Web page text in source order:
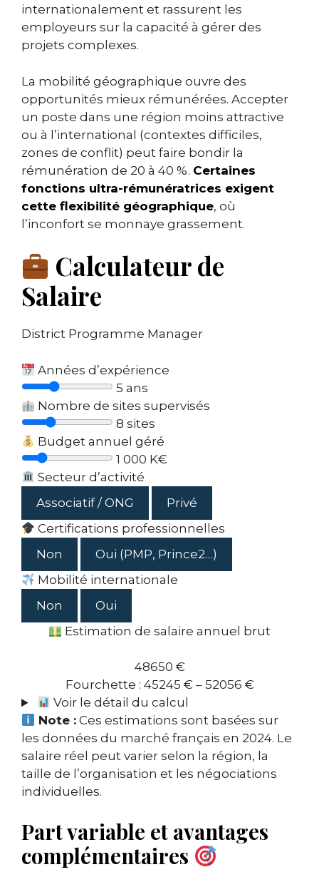
internationalement et rassurent les
employeurs sur la capacité à gérer des
projets complexes.
La mobilité géographique ouvre des
opportunités mieux rémunérées. Accepter
un poste dans une région moins attractive
ou à l’international (contextes difficiles,
zones de conflit) peut faire bondir la
rémunération de 20 à 40 %. Certaines
fonctions ultra-rémunératrices exigent
cette flexibilité géographique, où
l’inconfort se monnaye grassement.
Calculateur de
Salaire
District Programme Manager
Années d’expérience
5 ans
Nombre de sites supervisés
8 sites
Budget annuel géré
1 000 K€
Secteur d’activité
Associatif / ONG
Privé
Certifications professionnelles
Non
Oui (PMP, Prince2…)
Mobilité internationale
Non
Oui
Estimation de salaire annuel brut
48650 €
Fourchette : 45245 €– 52056 €
Voir le détail du calcul
Note : Ces estimations sont basées sur
les données du marché français en 2024. Le
salaire réel peut varier selon la région, la
taille de l’organisation et les négociations
individuelles.
Part variable et avantages
complémentaires